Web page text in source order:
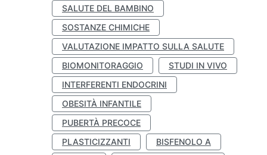
SALUTE DEL BAMBINO
SOSTANZE CHIMICHE
VALUTAZIONE IMPATTO SULLA SALUTE
BIOMONITORAGGIO
STUDI IN VIVO
INTERFERENTI ENDOCRINI
OBESITÀ INFANTILE
PUBERTÀ PRECOCE
PLASTICIZZANTI
BISFENOLO A